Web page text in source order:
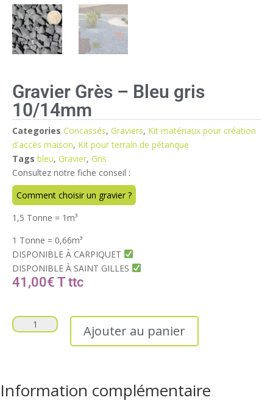
Gravier Grès – Bleu gris
10/14mm
Categories Concassés, Graviers, Kit matériaux pour création
d'accès maison, Kit pour terrain de pétanque
Tags bleu, Gravier, Gris
Consultez notre fiche conseil :
Comment choisir un gravier ?
1,5 Tonne = 1m³
1 Tonne = 0,66m³
DISPONIBLE À CARPIQUET
DISPONIBLE À SAINT GILLES
41,00€T
Ajouter au panier
Information complémentaire